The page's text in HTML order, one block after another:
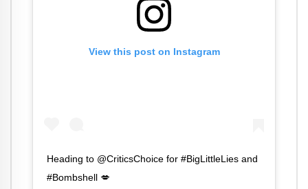
View this post on Instagram
Heading to @CriticsChoice for #BigLittleLies and
#Bombshell 💋